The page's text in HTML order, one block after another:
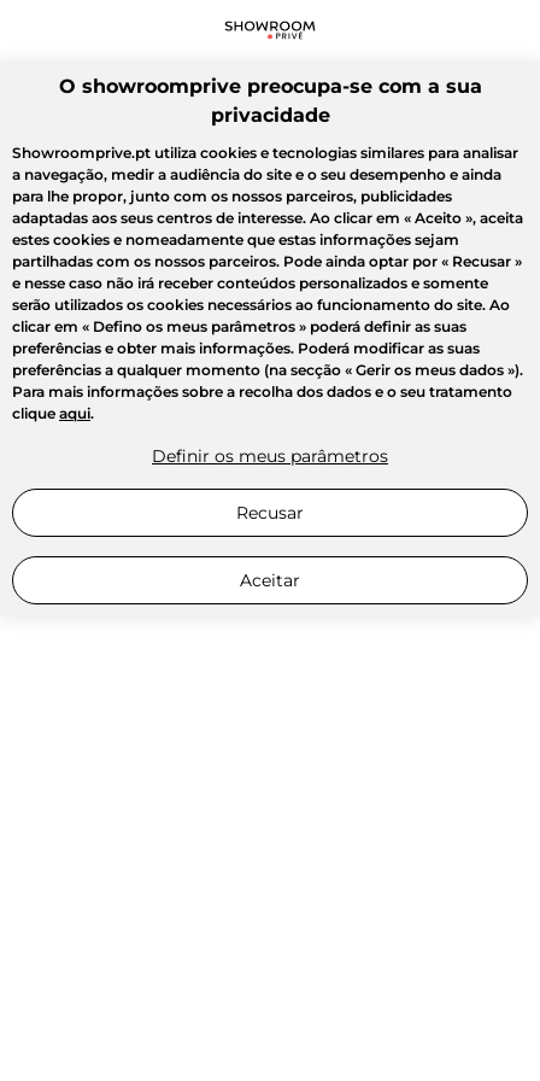
O showroomprive preocupa-se com a sua
privacidade
Showroomprive.pt utiliza cookies e tecnologias similares para analisar
a navegação, medir a audiência do site e o seu desempenho e ainda
para lhe propor, junto com os nossos parceiros, publicidades
adaptadas aos seus centros de interesse. Ao clicar em « Aceito », aceita
estes cookies e nomeadamente que estas informações sejam
partilhadas com os nossos parceiros. Pode ainda optar por « Recusar »
e nesse caso não irá receber conteúdos personalizados e somente
serão utilizados os cookies necessários ao funcionamento do site. Ao
clicar em « Defino os meus parâmetros » poderá definir as suas
preferências e obter mais informações. Poderá modificar as suas
preferências a qualquer momento (na secção « Gerir os meus dados »).
Para mais informações sobre a recolha dos dados e o seu tratamento
clique aqui.
Definir os meus parâmetros
Recusar
Aceitar